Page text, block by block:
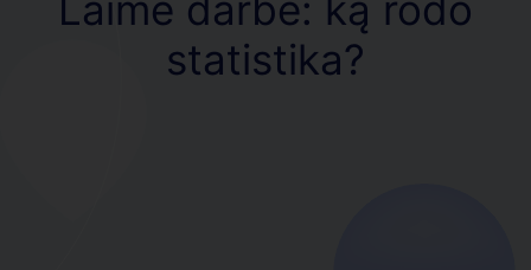
statistika?